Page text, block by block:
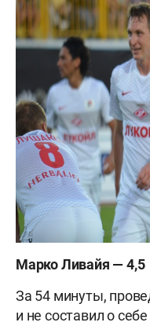
Марко Ливайя — 4,5
За 54 минуты,
и не составил о